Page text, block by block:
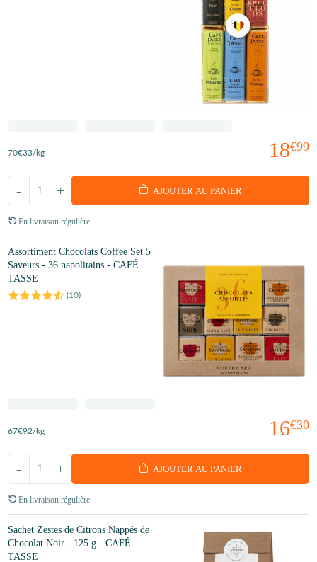
18€99
70€33/kg
+
- AJOUTER AU PANIER
En livraison régulière
Assortiment Chocolats Coffee Set 5
Saveurs - 36 napolitains - CAFÉ
TASSE
(10)
16€30
67€92/kg
+
- AJOUTER AU PANIER
En livraison régulière
Sachet Zestes de Citrons Nappés de
Chocolat Noir - 125 g - CAFÉ
TASSE